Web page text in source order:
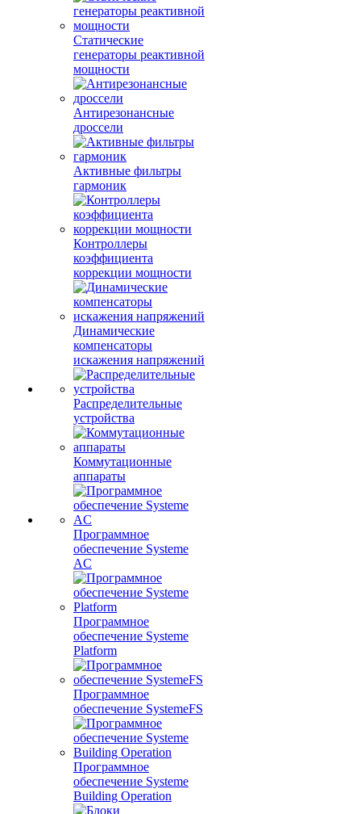
Статические
генераторы реактивной
мощности
Антирезонансные
дроссели
Активные фильтры
гармоник
Контроллеры
коэффициента
коррекции мощности
Динамические
компенсаторы
искажения напряжений
Распределительные
устройства
Коммутационные
аппараты
Программное
обеспечение Systeme
AC
Программное
обеспечение Systeme
Platform
Программное
обеспечение SystemeFS
Программное
обеспечение Systeme
Building Operation